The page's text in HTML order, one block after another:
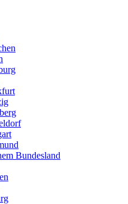
Bundesland